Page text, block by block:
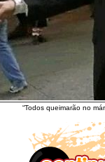
“Todos queimarão no